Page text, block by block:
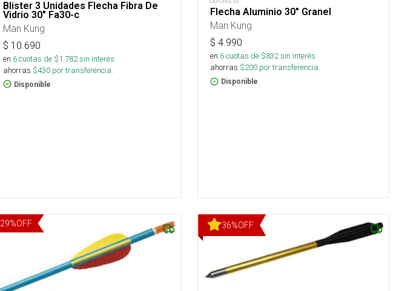
Blister 3 Unidades Flecha Fibra De
Vidrio 30" Fa30-c
Man Kung
$ 10.690
en 6cuotas de $1.782sin interés
ahorras $430por transferencia.
Disponible
Flecha Aluminio 30" Granel
Man Kung
$4.990
en 6cuotas de $832sin interés
ahorras $200 por transferencia.
Disponible
29%OFF 36%OFF